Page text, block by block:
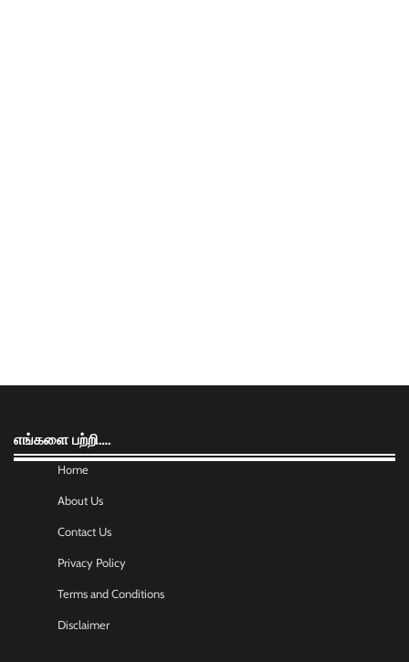
எங்களை பற்றி….
Home
About Us
Contact Us
Privacy Policy
Terms and Conditions
Disclaimer